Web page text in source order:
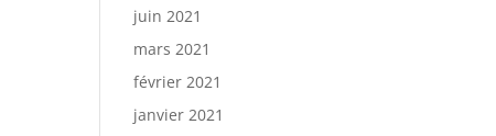
juin 2021
mars 2021
février 2021
janvier 2021